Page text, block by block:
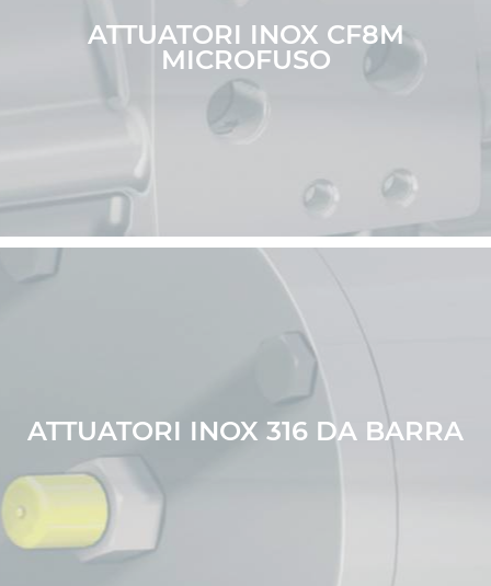
ATTUATORI INOX CF8M
MICROFUSO
ATTUATORI INOX 316 DA BARRA